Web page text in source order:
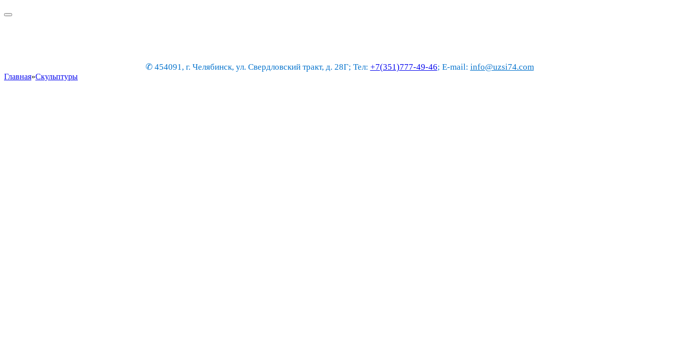
✆ 454091, г. Челябинск, ул. Свердловский тракт, д. 28Г; Тел: +7(351)777-49-46; E-mail: info@uzsi74.com
Главная»Скульптуры